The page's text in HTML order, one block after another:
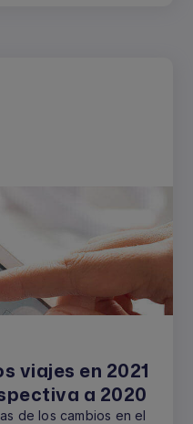
viajes en 2021
a 2020
de los cambios en el